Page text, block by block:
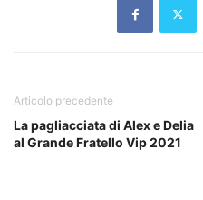
Articolo precedente
La pagliacciata di Alex e Delia
al Grande Fratello Vip 2021